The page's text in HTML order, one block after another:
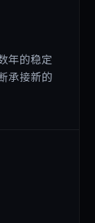
年的稳定
承接新的